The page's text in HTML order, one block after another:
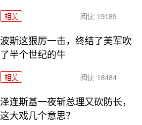
相关 阅读 19189
波斯这狠厉一击，终结了美军吹
了半个世纪的牛
相关 阅读 18484
泽连斯基一夜斩总理又砍防长，
这大戏几个意思？